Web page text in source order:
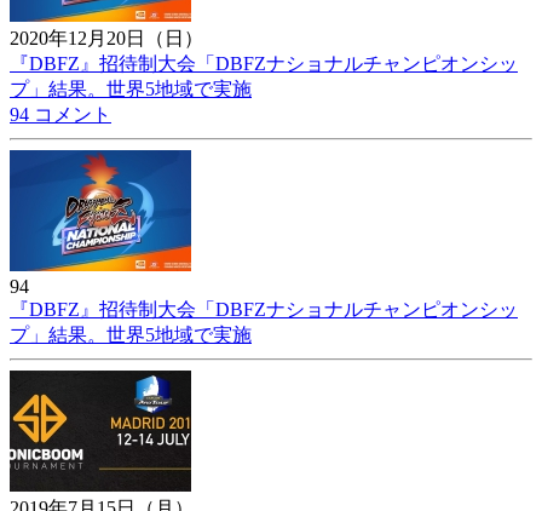
2020年12月20日（日）
『DBFZ』招待制大会「DBFZナショナルチャンピオンシッ
プ」結果。世界5地域で実施
94 コメント
94
『DBFZ』招待制大会「DBFZナショナルチャンピオンシッ
プ」結果。世界5地域で実施